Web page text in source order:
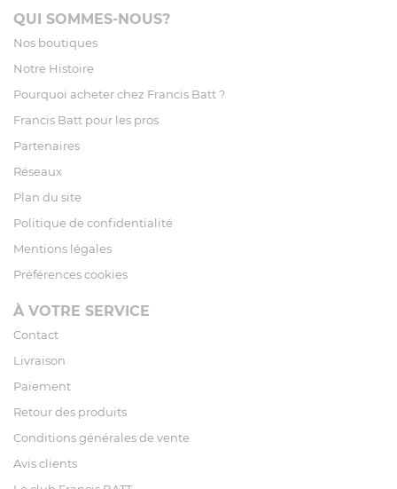
QUI SOMMES-NOUS?
Nos boutiques
Notre Histoire
Pourquoi acheter chez Francis Batt ?
Francis Batt pour les pros
Partenaires
Réseaux
Plan du site
Politique de confidentialité
Mentions légales
Préférences cookies
À VOTRE SERVICE
Contact
Livraison
Paiement
Retour des produits
Conditions générales de vente
Avis clients